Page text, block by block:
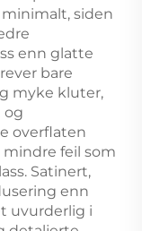
siden
enn glatte
bare
myke kluter,
og
overflaten
feil som
Satinert,
enn
uvurderlig i